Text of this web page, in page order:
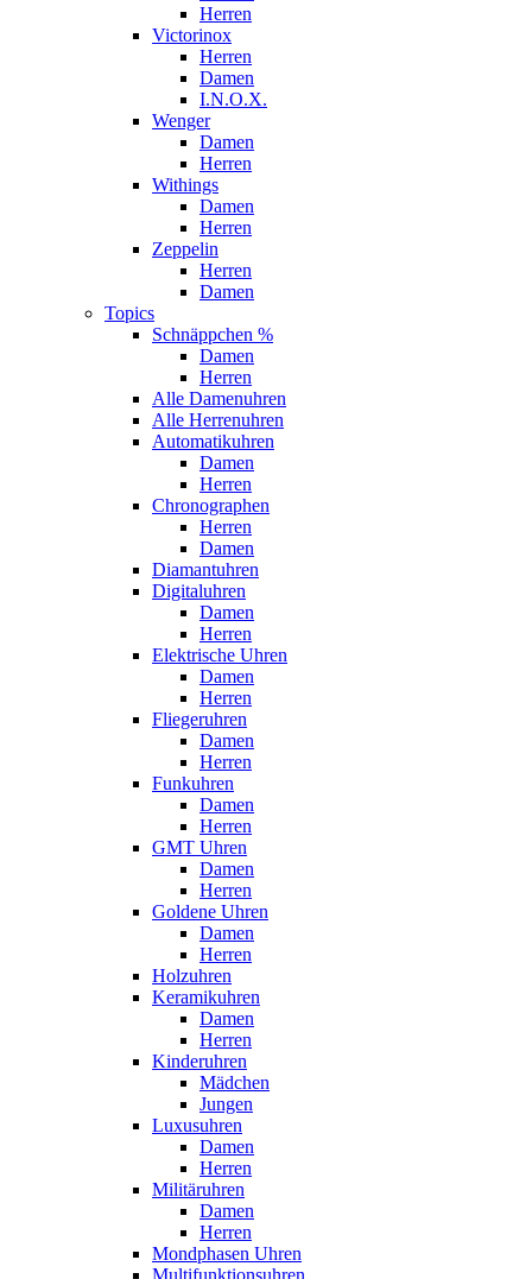
Herren
Victorinox
Herren
Damen
I.N.O.X.
Wenger
Damen
Herren
Withings
Damen
Herren
Zeppelin
Herren
Damen
Topics
Schnäppchen %
Damen
Herren
Alle Damenuhren
Alle Herrenuhren
Automatikuhren
Damen
Herren
Chronographen
Herren
Damen
Diamantuhren
Digitaluhren
Damen
Herren
Elektrische Uhren
Damen
Herren
Fliegeruhren
Damen
Herren
Funkuhren
Damen
Herren
GMT Uhren
Damen
Herren
Goldene Uhren
Damen
Herren
Holzuhren
Keramikuhren
Damen
Herren
Kinderuhren
Mädchen
Jungen
Luxusuhren
Damen
Herren
Militäruhren
Damen
Herren
Mondphasen Uhren
Multifunktionsuhren